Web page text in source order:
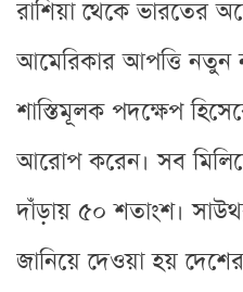
রাশিয়া থেকে ভারতের
আমেরিকার আপত্তি নতুন
শাস্তিমূলক পদক্ষেপ
আরোপ করেন। সব
দাঁড়ায় ৫০ শতাংশ।
জানিয়ে দেওয়া হয় দেশের